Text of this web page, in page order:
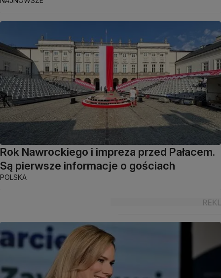
Rok Nawrockiego i impreza przed Pałacem.
Są pierwsze informacje o gościach
POLSKA